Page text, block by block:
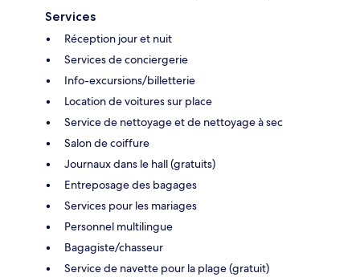
Services
Réception jour et nuit
Services de conciergerie
Info-excursions/billetterie
Location de voitures sur place
Service de nettoyage et de nettoyage à sec
Salon de coiffure
Journaux dans le hall (gratuits)
Entreposage des bagages
Services pour les mariages
Personnel multilingue
Bagagiste/chasseur
Service de navette pour la plage (gratuit)